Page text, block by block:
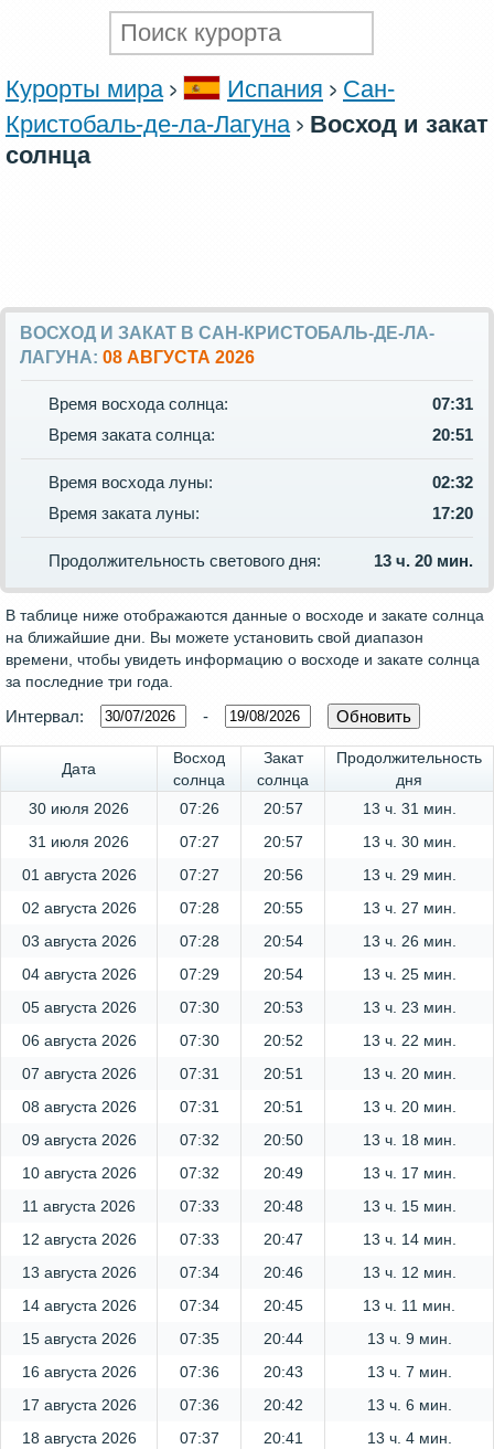
Курорты мира Испания
Сан-
Кристобаль-де-ла-Лагуна
Восход и закат
солнца
ВОСХОД И ЗАКАТ В САН-КРИСТОБАЛЬ-ДЕ-ЛА-
ЛАГУНА: 08 АВГУСТА 2026
Время восхода солнца:
07:31
Время заката солнца:
20:51
Время восхода луны:
02:32
Время заката луны:
17:20
Продолжительность светового дня: 13 ч. 20 мин.
В таблице ниже отображаются данные о восходе и закате солнца
на ближайшие дни. Вы можете установить свой диапазон
времени, чтобы увидеть информацию о восходе и закате солнца
за последние три года.
Интервал: -
Дата
Восход
солнца
Закат
солнца
Продолжительность
дня
30 июля 2026
07:26 20:57
13 ч. 31 мин.
31 июля 2026
07:27 20:57
13 ч. 30 мин.
01 августа 2026
07:27 20:56
13 ч. 29 мин.
02 августа 2026
07:28 20:55
13 ч. 27 мин.
03 августа 2026
07:28 20:54
13 ч. 26 мин.
04 августа 2026
07:29 20:54
13 ч. 25 мин.
05 августа 2026
07:30 20:53
13 ч. 23 мин.
06 августа 2026
07:30 20:52
13 ч. 22 мин.
07 августа 2026
07:31 20:51
13 ч. 20 мин.
08 августа 2026
07:31 20:51
13 ч. 20 мин.
09 августа 2026
07:32 20:50
13 ч. 18 мин.
10 августа 2026
07:32 20:49
13 ч. 17 мин.
11 августа 2026
07:33 20:48
13 ч. 15 мин.
12 августа 2026
07:33 20:47
13 ч. 14 мин.
13 августа 2026
07:34 20:46
13 ч. 12 мин.
14 августа 2026
07:34 20:45
13 ч. 11 мин.
15 августа 2026
07:35 20:44
13 ч. 9 мин.
16 августа 2026
07:36 20:43
13 ч. 7 мин.
17 августа 2026
07:36 20:42
13 ч. 6 мин.
18 августа 2026
07:37 20:41
13 ч. 4 мин.